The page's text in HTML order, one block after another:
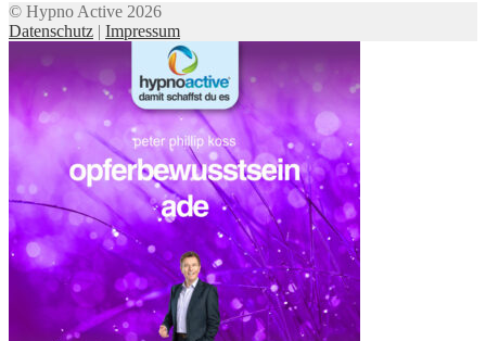
© Hypno Active 2026
Datenschutz | Impressum